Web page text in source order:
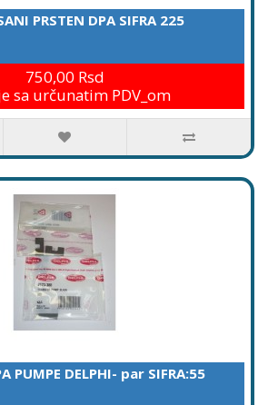
PRSTEN DPA SIFRA 225
750,00 Rsd
sa určunatim PDV_om
PUMPE DELPHI- par SIFRA:55